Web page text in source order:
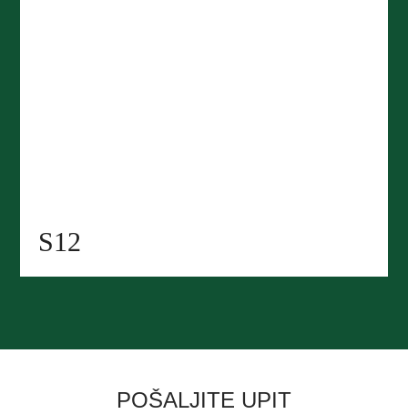
S12
POŠALJITE UPIT